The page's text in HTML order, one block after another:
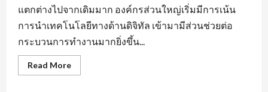
แตกต่างไปจากเดิมมาก องค์กรส่วนใหญ่เริ่มมีการเน้น
การนำเทคโนโลยีทางด้านดิจิทัล เข้ามามีส่วนช่วยต่อ
กระบวนการทำงานมากยิ่งขึ้น...
Read MoreRead
more